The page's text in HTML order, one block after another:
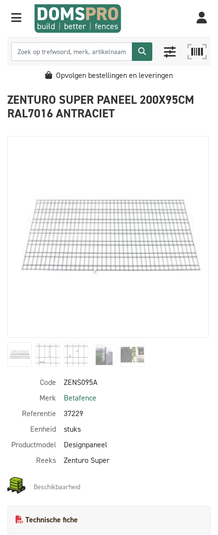
Opvolgen bestellingen en leveringen
ZENTURO SUPER PANEEL 200X95CM
RAL7016 ANTRACIET
Code
ZENS095A
Merk
Betafence
Referentie
37229
Eenheid
stuks
Productmodel
Designpaneel
Reeks
Zenturo Super
Beschikbaarheid
Technische fiche